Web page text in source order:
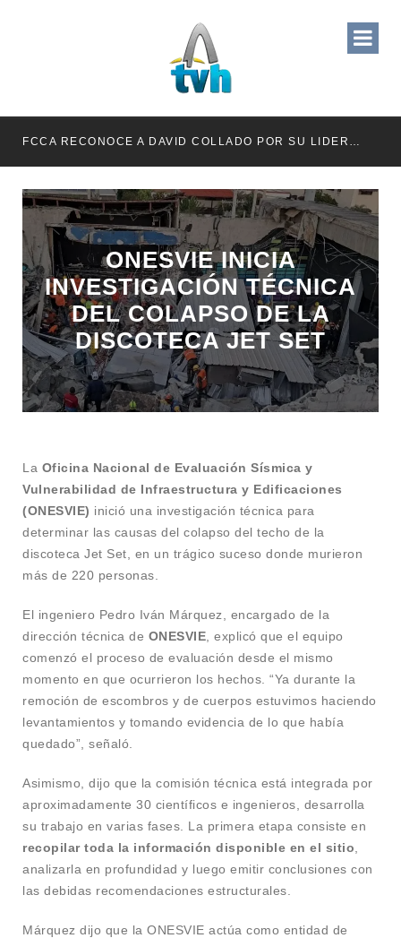
FCCA RECONOCE A DAVID COLLADO POR SU LIDERAZGO EN EL CRECIMIENTO DE LA INDUSTRIA DE CRUCEROS EN RD
ONESVIE INICIA
INVESTIGACIÓN TÉCNICA
DEL COLAPSO DE LA
DISCOTECA JET SET
La Oficina Nacional de Evaluación Sísmica y
Vulnerabilidad de Infraestructura y Edificaciones
(ONESVIE) inició una investigación técnica para
determinar las causas del colapso del techo de la
discoteca Jet Set, en un trágico suceso donde murieron
más de 220 personas.
El ingeniero Pedro Iván Márquez, encargado de la
dirección técnica de ONESVIE , explicó que el equipo
comenzó el proceso de evaluación desde el mismo
momento en que ocurrieron los hechos. “Ya durante la
remoción de escombros y de cuerpos estuvimos haciendo
levantamientos y tomando evidencia de lo que había
quedado”, señaló.
Asimismo, dijo que la comisión técnica está integrada por
aproximadamente 30 científicos e ingenieros, desarrolla
su trabajo en varias fases. La primera etapa consiste en
recopilar toda la información disponible en el sitio
analizarla en profundidad y luego emitir conclusiones con
las debidas recomendaciones estructurales.
Márquez dijo que la ONESVIE actúa como entidad de